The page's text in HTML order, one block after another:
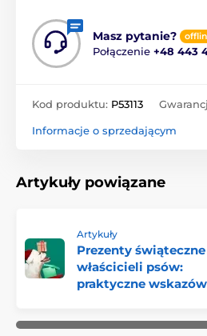
Masz pytanie?
Połączenie +48 443
Kod produktu: P53113
Informacje o sprzedającym
Artykuły powiązane
Artykuły
Prezenty
właścicieli psów:
praktyczne